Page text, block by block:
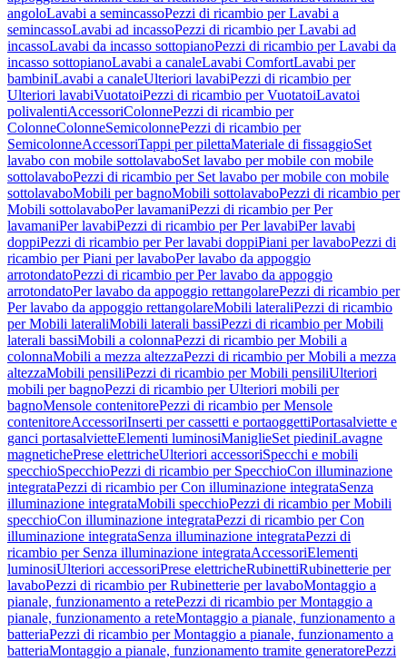
angoloLavabi a semincassoPezzi di ricambio per Lavabi a
semincassoLavabi ad incassoPezzi di ricambio per Lavabi ad
incassoLavabi da incasso sottopianoPezzi di ricambio per Lavabi da
incasso sottopianoLavabi a canaleLavabi ComfortLavabi per
bambiniLavabi a canaleUlteriori lavabiPezzi di ricambio per
Ulteriori lavabiVuotatoiPezzi di ricambio per VuotatoiLavatoi
polivalentiAccessoriColonnePezzi di ricambio per
ColonneColonneSemicolonnePezzi di ricambio per
SemicolonneAccessoriTappi per pilettaMateriale di fissaggioSet
lavabo con mobile sottolavaboSet lavabo per mobile con mobile
sottolavaboPezzi di ricambio per Set lavabo per mobile con mobile
sottolavaboMobili per bagnoMobili sottolavaboPezzi di ricambio per
Mobili sottolavaboPer lavamaniPezzi di ricambio per Per
lavamaniPer lavabiPezzi di ricambio per Per lavabiPer lavabi
doppiPezzi di ricambio per Per lavabi doppiPiani per lavaboPezzi di
ricambio per Piani per lavaboPer lavabo da appoggio
arrotondatoPezzi di ricambio per Per lavabo da appoggio
arrotondatoPer lavabo da appoggio rettangolarePezzi di ricambio per
Per lavabo da appoggio rettangolareMobili lateraliPezzi di ricambio
per Mobili lateraliMobili laterali bassiPezzi di ricambio per Mobili
laterali bassiMobili a colonnaPezzi di ricambio per Mobili a
colonnaMobili a mezza altezzaPezzi di ricambio per Mobili a mezza
altezzaMobili pensiliPezzi di ricambio per Mobili pensiliUlteriori
mobili per bagnoPezzi di ricambio per Ulteriori mobili per
bagnoMensole contenitorePezzi di ricambio per Mensole
contenitoreAccessoriInserti per cassetti e portaoggettiPortasalviette e
ganci portasalvietteElementi luminosiManiglieSet piediniLavagne
magnetichePrese elettricheUlteriori accessoriSpecchi e mobili
specchioSpecchioPezzi di ricambio per SpecchioCon illuminazione
integrataPezzi di ricambio per Con illuminazione integrataSenza
illuminazione integrataMobili specchioPezzi di ricambio per Mobili
specchioCon illuminazione integrataPezzi di ricambio per Con
illuminazione integrataSenza illuminazione integrataPezzi di
ricambio per Senza illuminazione integrataAccessoriElementi
luminosiUlteriori accessoriPrese elettricheRubinettiRubinetterie per
lavaboPezzi di ricambio per Rubinetterie per lavaboMontaggio a
pianale, funzionamento a retePezzi di ricambio per Montaggio a
pianale, funzionamento a reteMontaggio a pianale, funzionamento a
batteriaPezzi di ricambio per Montaggio a pianale, funzionamento a
batteriaMontaggio a pianale, funzionamento tramite generatorePezzi